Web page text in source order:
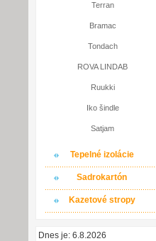
Terran
Bramac
Tondach
ROVA LINDAB
Ruukki
Iko šindle
Satjam
Tepelné izolácie
Sadrokartón
Kazetové stropy
Dnes je: 6.8.2026